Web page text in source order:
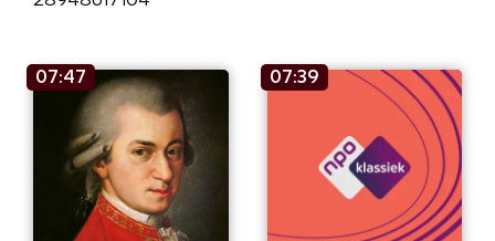
07:47 07:39